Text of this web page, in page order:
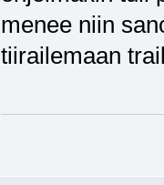
menee niin
tiirailemaan